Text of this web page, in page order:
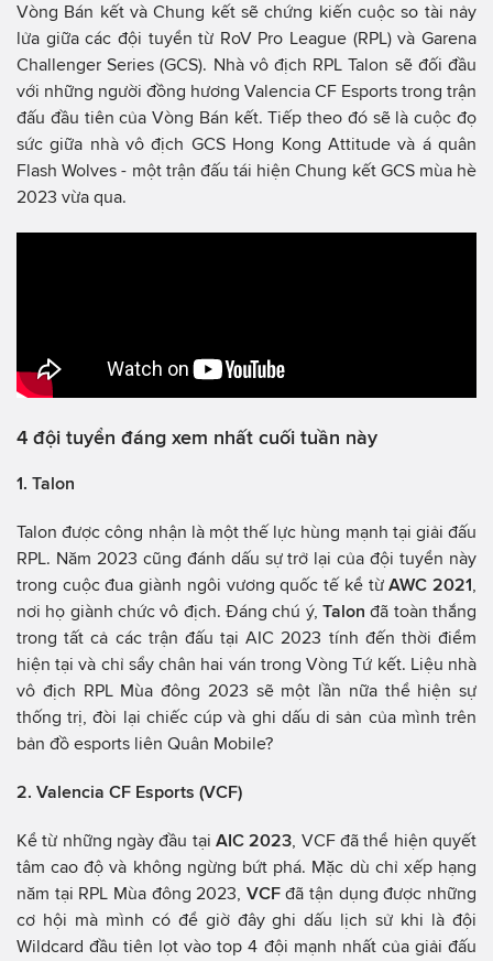
Vòng Bán kết và Chung kết sẽ chứng kiến cuộc so tài​​ nảy
lửa giữa các đội tuyển từ RoV Pro League (RPL) và Garena
Challenger Series (GCS). Nhà vô địch RPL Talon sẽ đối đầu
với những người đồng hương Valencia CF Esports trong trận
đấu đầu tiên của Vòng Bán kết. Tiếp theo đó sẽ là cuộc đọ
sức giữa nhà vô địch GCS Hong Kong Attitude và á quân
Flash Wolves - một trận đấu tái hiện Chung kết GCS mùa hè
2023 vừa qua.
4 đội tuyển đáng xem nhất cuối tuần này
1. Talon
Talon được công nhận là một thế lực hùng mạnh tại giải đấu
RPL. Năm 2023 cũng đánh dấu sự trở lại của đội tuyển này
trong cuộc đua giành ngôi vương quốc tế kể từAWC 2021
nơi họ giành chức vô địch. Đáng chú ý, Talonđã toàn thắng
trong tất cả các trận đấu tại AIC 2023 tính đến thời điểm
hiện tại và chỉ sẩy chân hai ván trong Vòng Tứ kết. Liệu nhà
vô địch RPL Mùa đông 2023 sẽ một lần nữa thể hiện sự
thống trị, đòi lại chiếc cúp và ghi dấu di sản của mình trên
bản đồ esports liên Quân Mobile?
2. Valencia CF Esports (VCF)
Kể từ những ngày đầu tại AIC 2023 , VCF đã thể hiện quyết
tâm cao độ và không ngừng bứt phá. Mặc dù chỉ xếp hạng
năm tại RPL Mùa đông 2023, VCFđã tận dụng được những
cơ hội mà mình có để giờ đây ghi dấu lịch sử khi là đội
Wildcard đầu tiên lọt vào top 4 đội mạnh nhất của giải đấu